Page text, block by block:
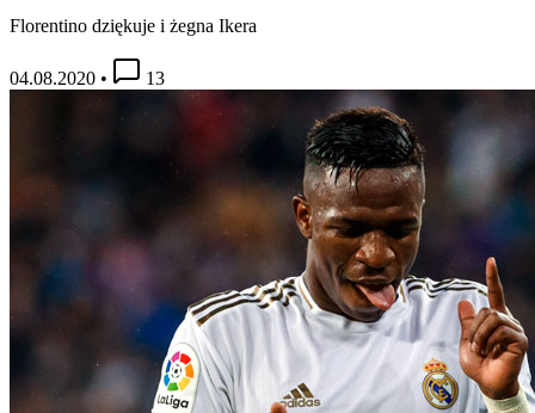
Florentino dziękuje i żegna Ikera
04.08.2020 • 13